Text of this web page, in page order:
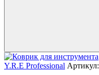
Y.R.E Professional Артикул: